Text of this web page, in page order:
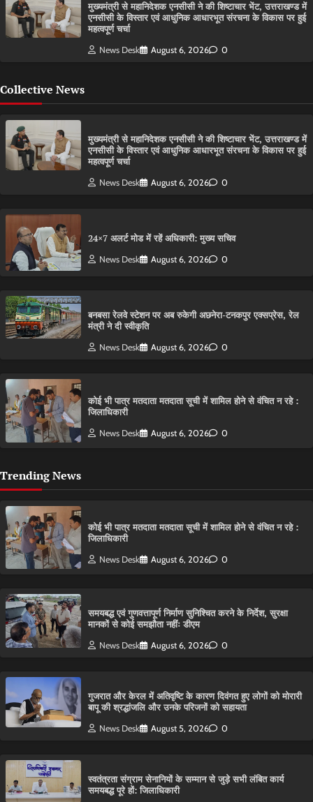
मुख्यमंत्री से महानिदेशक एनसीसी ने की शिष्टाचार भेंट, उत्तराखण्ड में
एनसीसी के विस्तार एवं आधुनिक आधारभूत संरचना के विकास पर हुई
महत्वपूर्ण चर्चा
News Desk August 6, 2026 0
Collective News
मुख्यमंत्री से महानिदेशक एनसीसी ने की शिष्टाचार भेंट, उत्तराखण्ड में
एनसीसी के विस्तार एवं आधुनिक आधारभूत संरचना के विकास पर हुई
महत्वपूर्ण चर्चा
News Desk August 6, 2026 0
24×7 अलर्ट मोड में रहें अधिकारी: मुख्य सचिव
News Desk August 6, 2026 0
बनबसा रेलवे स्टेशन पर अब रुकेगी अछनेरा-टनकपुर एक्सप्रेस, रेल
मंत्री ने दी स्वीकृति
News Desk August 6, 2026 0
कोई भी पात्र मतदाता मतदाता सूची में शामिल होने से वंचित न रहे :
जिलाधिकारी
News Desk August 6, 2026 0
Trending News
कोई भी पात्र मतदाता मतदाता सूची में शामिल होने से वंचित न रहे :
जिलाधिकारी
News Desk August 6, 2026 0
समयबद्ध एवं गुणवत्तापूर्ण निर्माण सुनिश्चित करने के निर्देश, सुरक्षा
मानकों से कोई समझौता नहींः डीएम
News Desk August 6, 2026 0
गुजरात और केरल में अतिवृष्टि के कारण दिवंगत हुए लोगों को मोरारी
बापू की श्रद्धांजलि और उनके परिजनों को सहायता
News Desk August 5, 2026 0
स्वतंत्रता संग्राम सेनानियों के सम्मान से जुड़े सभी लंबित कार्य
समयबद्ध पूरे हों: जिलाधिकारी